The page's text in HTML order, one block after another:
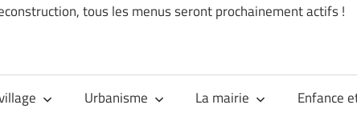
tous les menus seront prochainement actifs !
Urbanisme La mairie Enfance